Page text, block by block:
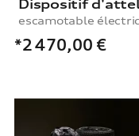
*2 470,00 €